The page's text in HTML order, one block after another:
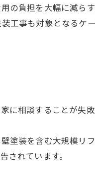
負担を大幅に減らす
事も対象となるケー
に相談することが失
塗装を含む大規模リ
れています。